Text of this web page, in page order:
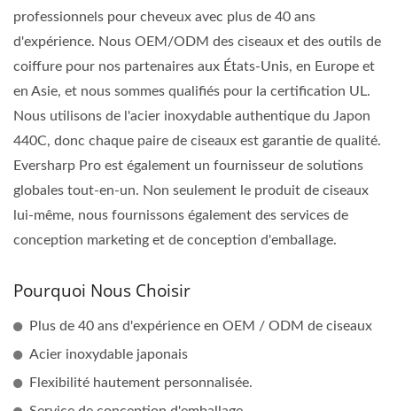
professionnels pour cheveux avec plus de 40 ans
d'expérience. Nous OEM/ODM des ciseaux et des outils de
coiffure pour nos partenaires aux États-Unis, en Europe et
en Asie, et nous sommes qualifiés pour la certification UL.
Nous utilisons de l'acier inoxydable authentique du Japon
440C, donc chaque paire de ciseaux est garantie de qualité.
Eversharp Pro est également un fournisseur de solutions
globales tout-en-un. Non seulement le produit de ciseaux
lui-même, nous fournissons également des services de
conception marketing et de conception d'emballage.
Pourquoi Nous Choisir
Plus de 40 ans d'expérience en OEM / ODM de ciseaux
Acier inoxydable japonais
Flexibilité hautement personnalisée.